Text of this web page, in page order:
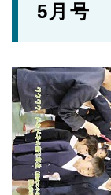
5月号